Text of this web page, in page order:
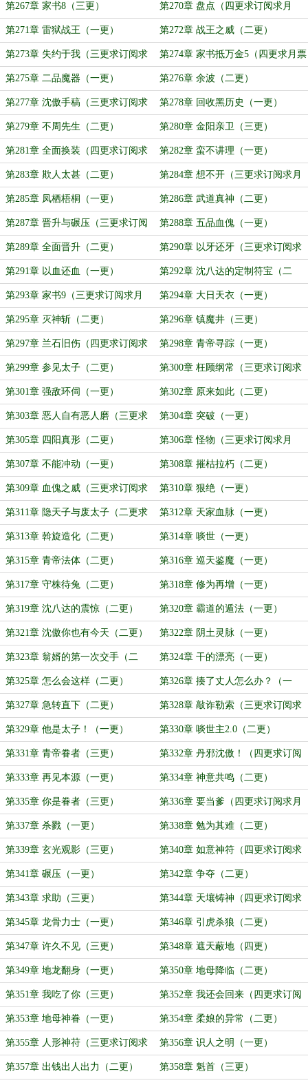
第267章 家书8（三更） 第270章 盘点（四更求订阅求月
票）
第271章 雷狱战王（一更） 第272章 战王之威（二更）
第273章 失约于我（三更求订阅求
月票）
第274章 家书抵万金5（四更求月票
求订阅）
第275章 二品魔器（一更） 第276章 余波（二更）
第277章 沈傲手稿（三更求订阅求
月票）
第278章 回收黑历史（一更）
第279章 不周先生（二更） 第280章 金阳亲卫（三更）
第281章 全面换装（四更求订阅求
月票！）
第282章 蛮不讲理（一更）
第283章 欺人太甚（二更） 第284章 想不开（三更求订阅求月
票）
第285章 凤栖梧桐（一更） 第286章 武道真神（二更）
第287章 晋升与碾压（三更求订阅
求月票）
第288章 五品血傀（一更）
第289章 全面晋升（二更） 第290章 以牙还牙（三更求订阅求
月票）
第291章 以血还血（一更） 第292章 沈八达的定制符宝（二
更）
第293章 家书9（三更求订阅求月
票）
第294章 大日天衣（一更）
第295章 灭神斩（二更） 第296章 镇魔井（三更）
第297章 兰石旧伤（四更求订阅求
月票）
第298章 青帝寻踪（一更）
第299章 参见太子（二更） 第300章 枉顾纲常（三更求订阅求
月票）
第301章 强敌环伺（一更） 第302章 原来如此（二更）
第303章 恶人自有恶人磨（三更求
订阅求月票）
第304章 突破（一更）
第305章 四阳真形（二更） 第306章 怪物（三更求订阅求月
票）
第307章 不能冲动（一更） 第308章 摧枯拉朽（二更）
第309章 血傀之威（三更求订阅求
月票）
第310章 狠绝（一更）
第311章 隐天子与废太子（二更求
订阅求月票）
第312章 天家血脉（一更）
第313章 斡旋造化（二更） 第314章 啖世（一更）
第315章 青帝法体（二更） 第316章 巡天鉴魔（一更）
第317章 守株待兔（二更） 第318章 修为再增（一更）
第319章 沈八达的震惊（二更） 第320章 霸道的遁法（一更）
第321章 沈傲你也有今天（二更） 第322章 阴土灵脉（一更）
第323章 翁婿的第一次交手（二
更）
第324章 干的漂亮（一更）
第325章 怎么会这样（二更） 第326章 揍了丈人怎么办？（一
更）
第327章 急转直下（二更） 第328章 敲诈勒索（三更求订阅求
月票！）
第329章 他是太子！（一更） 第330章 啖世主2.0（二更）
第331章 青帝眷者（三更） 第332章 丹邪沈傲！（四更求订阅
求月票）
第333章 再见本源（一更） 第334章 神意共鸣（二更）
第335章 你是眷者（三更） 第336章 要当爹（四更求订阅求月
票）
第337章 杀戮（一更） 第338章 勉为其难（二更）
第339章 玄光观影（三更） 第340章 如意神符（四更求订阅求
月票）
第341章 碾压（一更） 第342章 争夺（二更）
第343章 求助（三更） 第344章 天壤铸神（四更求订阅求
月票）
第345章 龙骨力士（一更） 第346章 引虎杀狼（二更）
第347章 许久不见（三更） 第348章 遮天蔽地（四更）
第349章 地龙翻身（一更） 第350章 地母降临（二更）
第351章 我吃了你（三更） 第352章 我还会回来（四更求订阅
求月票）
第353章 地母神眷（一更） 第354章 柔娘的异常（二更）
第355章 人形神苻（三更求订阅求
月票）
第356章 识人之明（一更）
第357章 出钱出人出力（二更） 第358章 魁首（三更）